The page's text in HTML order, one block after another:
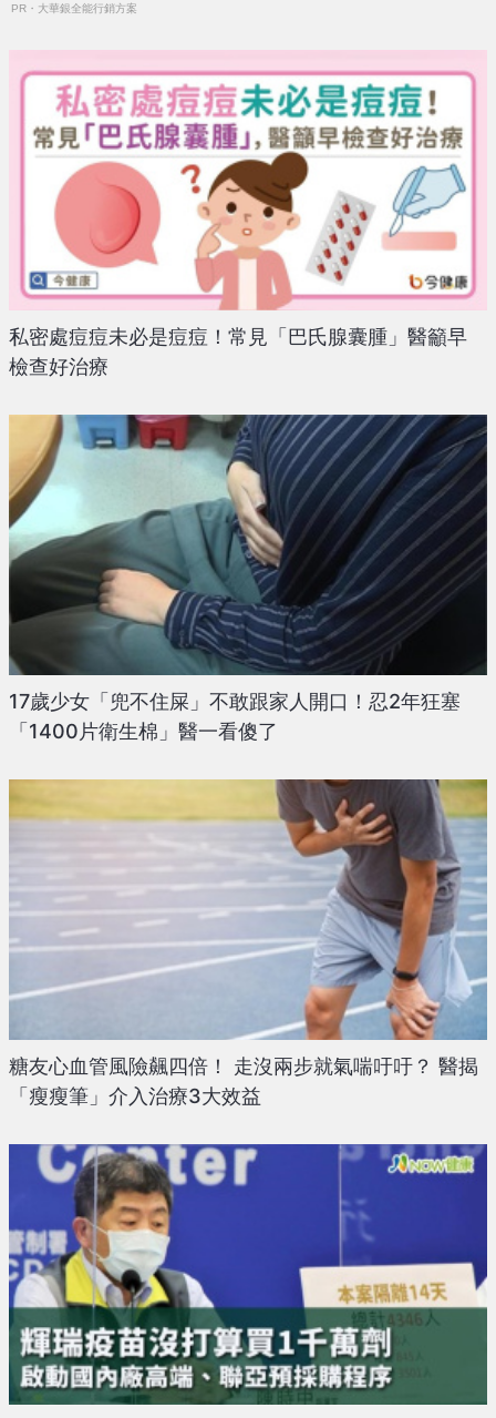
PR・大華銀全能行銷方案
私密處痘痘未必是痘痘！常見「巴氏腺囊腫」醫籲早
檢查好治療
17歲少女「兜不住屎」不敢跟家人開口！忍2年狂塞
「1400片衛生棉」醫一看傻了
糖友心血管風險飆四倍！ 走沒兩步就氣喘吁吁？ 醫揭
「瘦瘦筆」介入治療3大效益